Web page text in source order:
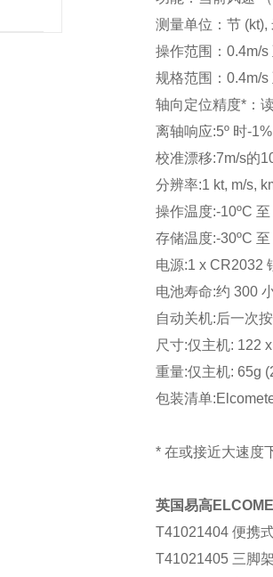
测量单位：节 (kt),
操作范围：0.4m/s
规格范围：0.4m/s
轴向定位精度*：
离轴响应:5º 时-
校准漂移:7m/s的
分辨率:1 kt, m/s,
操作温度:-10ºC
存储温度:-30ºC
电源:1 x CR2032
电池寿命:约 300
自动关机:后一次
尺寸:仅主机: 122
重量:仅主机: 65g
包装清单
* 在或接近大速度
英国易高
T41021404 便携
T41021405 三脚